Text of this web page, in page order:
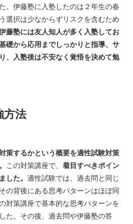
。伊藤塾に入塾したのは２年生の春
選択は少なからずリスクを含むため
藤塾には友人知人が多く入塾してお
礎から応用までしっかりと指導、サ
、入塾後は不安なく覚悟を決めて勉
方法
策するかという概要を適性試験対策
この対策講座で、 着目すべきポイン
した。 適性試験では、過去問と同じ
の背後にある思考パターンはほぼ同
対策講座で基本的な思考パターンを
た。その後、過去問や伊藤塾の答